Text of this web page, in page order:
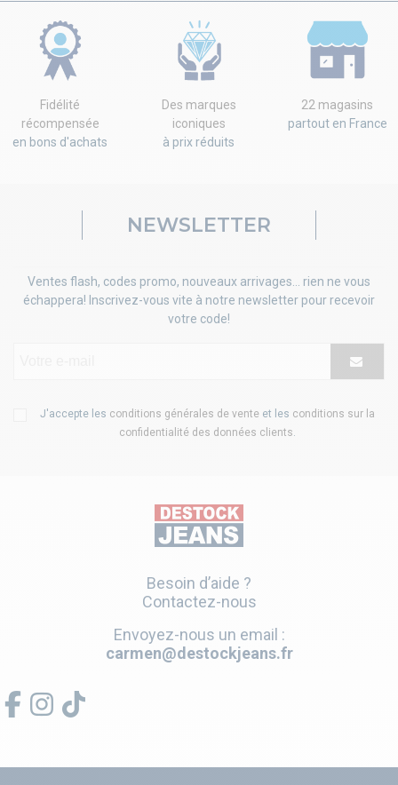
Fidélité
récompensée
en bons d'achats
Des marques
iconiques
à prix réduits
22 magasins
partout en France
NEWSLETTER
Ventes flash, codes promo, nouveaux arrivages... rien ne vous
échappera! Inscrivez-vous vite à notre newsletter pour recevoir
votre code!
J'accepte les conditions générales de vente et les conditions sur la
confidentialité des données clients
Besoin d’aide ?
Contactez-nous
Envoyez-nous un email :
carmen@destockjeans.fr